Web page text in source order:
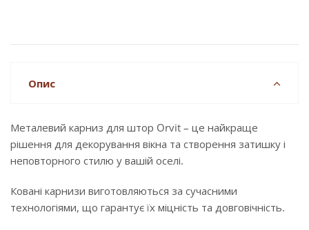
Опис
Металевий карниз для штор Orvit – це найкраще
рішення для декорування вікна та створення затишку і
неповторного стилю у вашій оселі.
Ковані карнизи виготовляються за сучасними
технологіями, що гарантує їх міцність та довговічність.